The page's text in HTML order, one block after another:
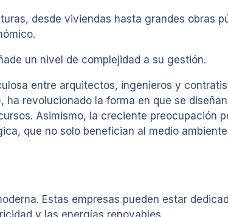
desde viviendas hasta grandes obras
un nivel de complejidad a su gestión.
entre arquitectos, ingenieros y
revolucionado la forma en que se
Asimismo, la creciente preocupación
que no solo benefician al medio
Estas empresas pueden estar